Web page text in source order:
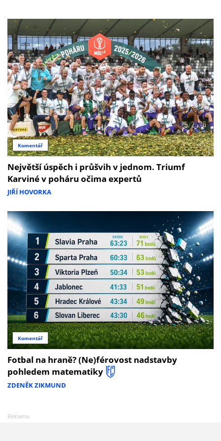
Komentář
Největší úspěch i průšvih v jednom. Triumf
Karviné v poháru očima expertů
JIŘÍ HOVORKA
Komentář
Fotbal na hraně? (Ne)férovost nadstavby
pohledem matematiky
ZDENĚK ZIKMUND